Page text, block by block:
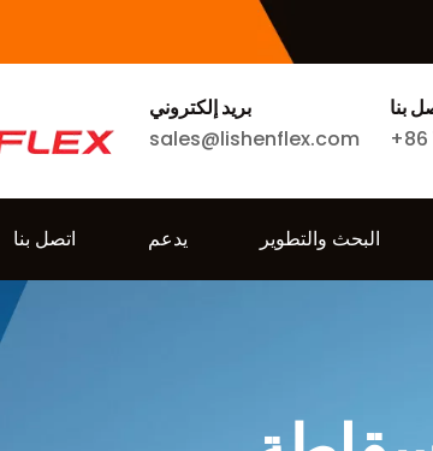
بريد إلكتروني
sales@lishenflex.com
بنا
+86
البحث والتطوير يدعم اتصل بنا